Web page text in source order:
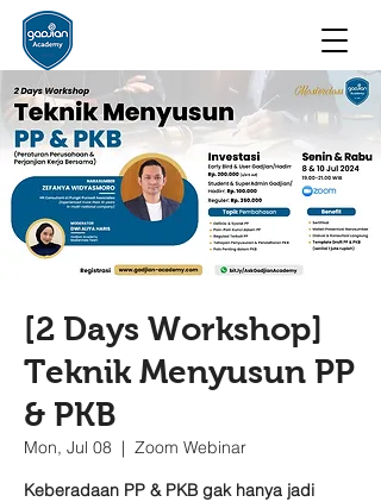
[2 Days Workshop]
Teknik Menyusun PP
& PKB
Mon, Jul 08
  |
Zoom Webinar
Keberadaan PP & PKB gak hanya jadi